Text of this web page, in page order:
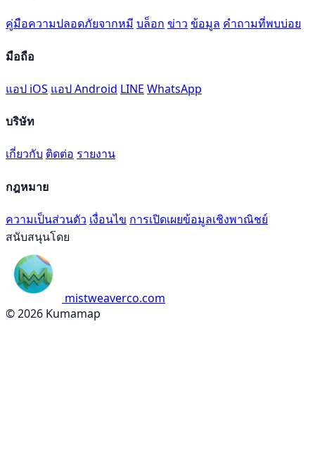
คู่มือความปลอดภัยจากหมี บล็อก ข่าว ข้อมูล คำถามที่พบบ่อย
มือถือ
แอป iOS แอป Android LINE WhatsApp
บริษัท
เกี่ยวกับ ติดต่อ รายงาน
กฎหมาย
ความเป็นส่วนตัว เงื่อนไข การเปิดเผยข้อมูลเชิงพาณิชย์
สนับสนุนโดย
mistweaverco.com
© 2026 Kumamap